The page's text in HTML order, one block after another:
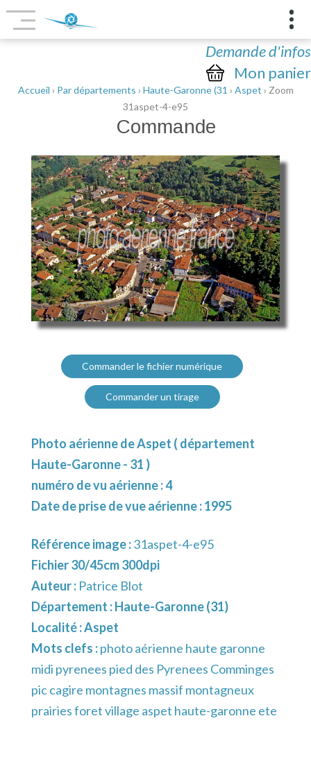
Demande d'infos
Mon panier
Accueil › Par départements › Haute-Garonne (31 › Aspet › Zoom
31aspet-4-e95
Commande
Commander le fichier numérique
Commander un tirage
Photo aérienne de Aspet ( département
Haute-Garonne - 31 )
numéro de vu aérienne : 4
Date de prise de vue aérienne : 1995
Référence image :31aspet-4-e95
Fichier 30/45cm 300dpi
Auteur : Patrice Blot
Département :Haute-Garonne (31)
Localité :Aspet
Mots clefs :photo aérienne haute garonne
midi pyrenees pied des Pyrenees Comminges
pic cagire montagnes massif montagneux
prairies foret village aspet haute-garonne ete